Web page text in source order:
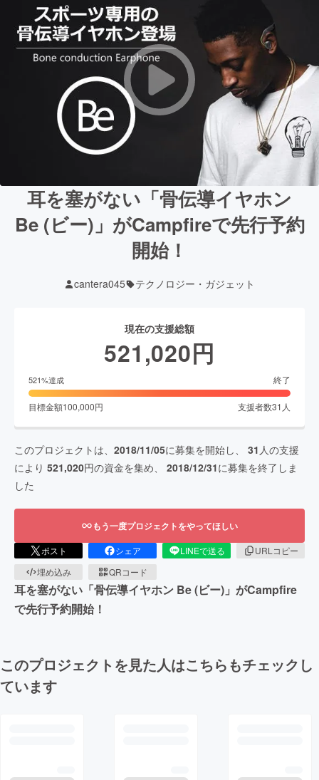
耳を塞がない「骨伝導イヤホン
Be (ビー)」がCampfireで先行予約
開始！
cantera045 テクノロジー・ガジェット
現在の支援総額
521,020円
521%達成 終了
目標金額100,000円 支援者数31 人
このプロジェクトは、 2018/11/05に募集を開始し、 31 人の支援
により 521,020円の資金を集め、 2018/12/31に募集を終了しま
した
もう一度プロジェクトをやってほしい
ポスト シェア LINEで送る
URLコピー
埋め込み
QRコード
耳を塞がない「骨伝導イヤホン Be (ビー)」がCampfire
で先行予約開始！
このプロジェクトを見た人はこちらもチェックし
ています